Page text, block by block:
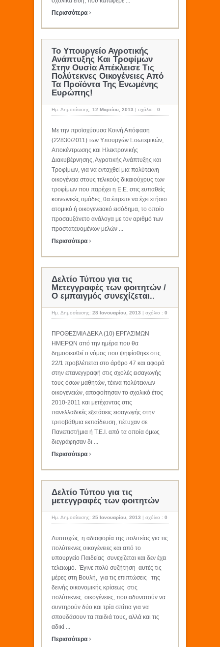
Περισσότερα ›
Το Υπουργείο Αγροτικής
Ανάπτυξης Και Τροφίμων
Στην Ουσία Απέκλεισε Τις
Πολύτεκνες Οικογένειες Από
Τα Προϊόντα Της Ενωμένης
Ευρώπης!
Ημ. Δημοσίευσης: 12 Μαρτίου, 2013 σχόλιο : 0
Με την προϊσχύουσα Κοινή Απόφαση
(22830/2011) των Υπουργών Εσωτερικών,
Αποκέντρωσης και Ηλεκτρονικής
Διακυβέρνησης, Αγροτικής Ανάπτυξης και
Τροφίμων, για να ενταχθεί μια πολύτεκνη
οικογένεια στους τελικούς δικαιούχους των
τροφίμων που παρέχει η Ε.Ε. στις ευπαθείς
κοινωνικές ομάδες, θα έπρεπε να έχει ετήσιο
ατομικό ή οικογενειακό εισόδημα, το οποίο
προσαυξάνετο ανάλογα με τον αριθμό των
προστατευομένων μελών ...
Περισσότερα ›
Δελτίο Τύπου για τις
Μετεγγραφές των φοιτητών /
Ο εμπαιγμός συνεχίζεται..
Ημ. Δημοσίευσης: 28 Ιανουαρίου, 2013 σχόλιο : 0
ΠΡΟΘΕΣΜΙΑ ΔΕΚΑ (10) ΕΡΓΑΣΙΜΩΝ
ΗΜΕΡΩΝ από την ημέρα που θα
δημοσιευθεί ο νόμος που ψηφίσθηκε στις
22/1 προβλέπεται στο άρθρο 47 και αφορά
στην επανεγγραφή στις σχολές εισαγωγής
τους όσων μαθητών, τέκνα πολύτεκνων
οικογενειών, αποφοίτησαν το σχολικό έτος
2010-2011 και μετέχοντας στις
πανελλαδικές εξετάσεις εισαγωγής στην
τριτοβάθμια εκπαίδευση, πέτυχαν σε
Πανεπιστήμια ή Τ.Ε.Ι. από τα οποία όμως
διεγράφησαν δι ...
Περισσότερα ›
Δελτίο Τύπου για τις
μετεγγραφές των φοιτητών
Ημ. Δημοσίευσης: 25 Ιανουαρίου, 2013 σχόλιο : 0
Δυστυχώς η αδιαφορία της πολιτείας για τις
πολύτεκνες οικογένειες και από το
υπουργείο Παιδείας συνεχίζεται και δεν έχει
τελειωμό. Έγινε πολύ συζήτηση αυτές τις
μέρες στη Βουλή, για τις επιπτώσεις της
δεινής οικονομικής κρίσεως στις
πολύτεκνες οικογένειες, που αδυνατούν να
συντηρούν δύο και τρία σπίτια για να
σπουδάσουν τα παιδιά τους, αλλά και τις
αδικί ...
Περισσότερα ›